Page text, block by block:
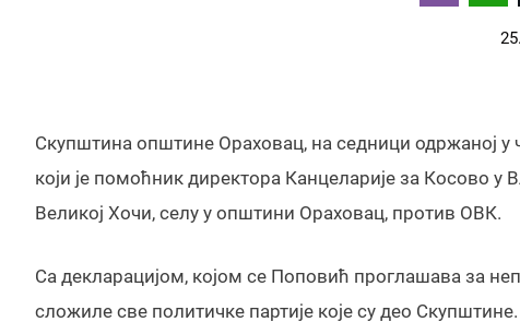
Скупштина општине Ораховац, на седници одржаној у
који је помоћник директора Канцеларије за Косово
Великој Хочи, селу у општини Ораховац, против ОВК.
Са декларацијом, којом се Поповић проглашава за
сложиле све политичке партије које су део Скупштине.